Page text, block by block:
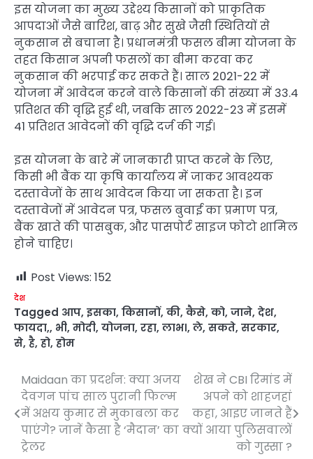
इस योजना का मुख्य उद्देश्य किसानों को प्राकृतिक
आपदाओं जैसे बारिश, बाढ़ और सुखे जैसी स्थितियों से
नुकसान से बचाना है। प्रधानमंत्री फसल बीमा योजना के
तहत किसान अपनी फसलों का बीमा करवा कर
नुकसान की भरपाई कर सकते हैं। साल 2021-22 में
योजना में आवेदन करने वाले किसानों की संख्या में 33.4
प्रतिशत की वृद्धि हुई थी, जबकि साल 2022-23 में इसमें
41 प्रतिशत आवेदनों की वृद्धि दर्ज की गई।
इस योजना के बारे में जानकारी प्राप्त करने के लिए,
किसी भी बैंक या कृषि कार्यालय में जाकर आवश्यक
दस्तावेजों के साथ आवेदन किया जा सकता है। इन
दस्तावेजों में आवेदन पत्र, फसल बुवाई का प्रमाण पत्र,
बैंक खाते की पासबुक, और पासपोर्ट साइज फोटो शामिल
होने चाहिए।
Post Views: 152
देश
Tagged आप, इसका, किसानों, की, कैसे, को, जाने, देश,
फायदा,, भी, मोदी, योजना, रहा, लाभ।, ले, सकते, सरकार,
से, है, हो, होम
Post
navigation
Maidaan का प्रदर्शन: क्या अजय
देवगन पांच साल पुरानी फिल्म
में अक्षय कुमार से मुकाबला कर
पाएंगे? जानें कैसा है ‘मैदान’ का
ट्रेलर
शेख ने CBI रिमांड में
अपने को शाहजहां
कहा, आइए जानते हैं
क्यों आया पुलिसवालों
को गुस्सा ?